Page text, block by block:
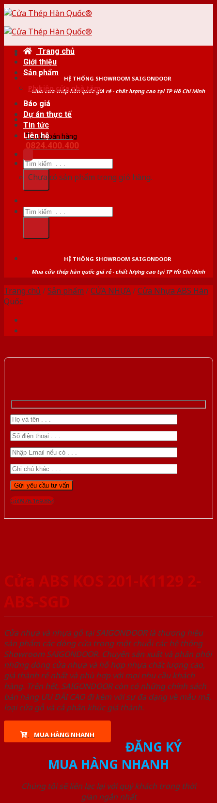
Skip
content
HỆ THỐNG SHOWROOM SAIGONDOOR
Mua cửa thép hàn quốc giá rẻ - chất lượng cao tại TP Hồ Chí Minh
Tư vấn bán hàng
0824.400.400
Tìm
kiếm:
Trang chủ
Giới thiệu
Sản phẩm
Phụ kiện cửa nhà tắm
Báo giá
Dự án thực tế
Tin tức
Liên hệ
Chưa có sản phẩm trong giỏ hàng.
Tìm
kiếm:
HỆ THỐNG SHOWROOM SAIGONDOOR
Mua cửa thép hàn quốc giá rẻ - chất lượng cao tại TP Hồ Chí Minh
Trang chủ /Sản phẩm /CỬA NHỰA/Cửa Nhựa ABS Hàn
Quốc
Gọi 0976.169.864
Cửa ABS KOS 201-K1129 2-
ABS-SGD
Cửa nhựa và nhựa gỗ tại SAIGONDOOR là thương hiệu
sản phẩm các dòng cửa trong một chuỗi các hệ thống
Showroom SAIGONDOOR. Chuyên sản xuất và phân phối
những dòng cửa nhựa và hỗ hợp nhựa chất lượng cao,
giá thành rẻ nhất và phù hợp với mọi nhu cầu khách
hàng. Trên hết, SAIGONDOOR còn có những chính sách
bán hàng ƯU ĐÃI CAO đi kèm với sự đa dạng về mẫu mã,
loại cửa gỗ và cả phân khúc giá thành.
MUA HÀNG NHANH
ĐĂNG KÝ
MUA HÀNG NHANH
Chúng tôi sẽ liên lạc lại với quý khách trong thời
gian ngắn nhất